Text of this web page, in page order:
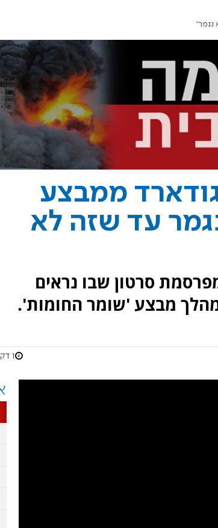
נגמר"
ממבצע
עד שזה לא
סרטון שבו נראים
מבצע 'שומר החומות'.
1 דקות